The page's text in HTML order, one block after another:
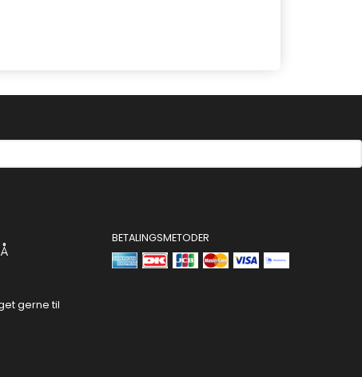
gerne til
BETALINGSMETODER